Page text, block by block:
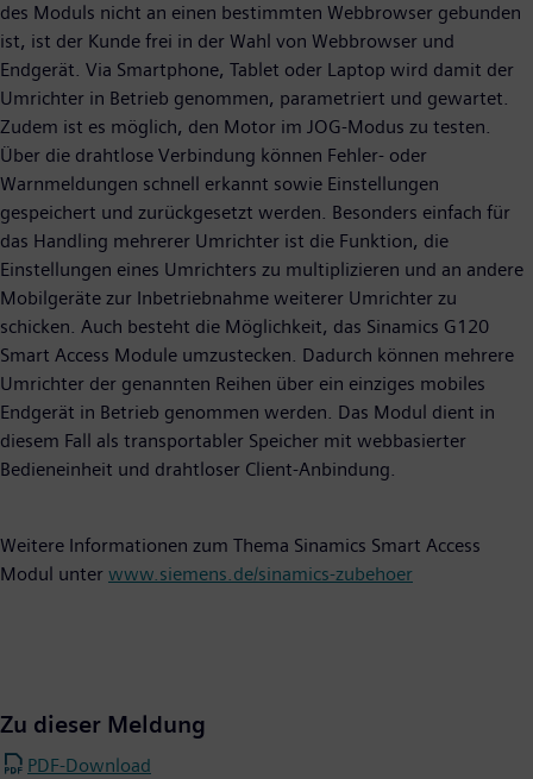
des Moduls nicht an einen bestimmten Webbrowser gebunden
ist, ist der Kunde frei in der Wahl von Webbrowser und
Endgerät. Via Smartphone, Tablet oder Laptop wird damit der
Umrichter in Betrieb genommen, parametriert und gewartet.
Zudem ist es möglich, den Motor im JOG-Modus zu testen.
Über die drahtlose Verbindung können Fehler- oder
Warnmeldungen schnell erkannt sowie Einstellungen
gespeichert und zurückgesetzt werden. Besonders einfach für
das Handling mehrerer Umrichter ist die Funktion, die
Einstellungen eines Umrichters zu multiplizieren und an andere
Mobilgeräte zur Inbetriebnahme weiterer Umrichter zu
schicken. Auch besteht die Möglichkeit, das Sinamics G120
Smart Access Module umzustecken. Dadurch können mehrere
Umrichter der genannten Reihen über ein einziges mobiles
Endgerät in Betrieb genommen werden. Das Modul dient in
diesem Fall als transportabler Speicher mit webbasierter
Bedieneinheit und drahtloser Client-Anbindung.
Weitere Informationen zum Thema Sinamics Smart Access
Modul unter www.siemens.de/sinamics-zubehoer
Zu dieser Meldung
PDF-Download